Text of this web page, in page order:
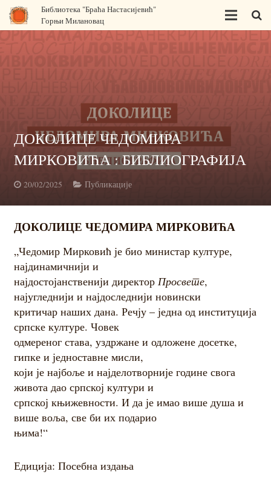
Библиотека "Браћа Настасијевић"
Горњи Милановац
Почетна
Програм за децу
Издавачка делатност
Књижара
Правна акта
Контакт
ДОКОЛИЦЕ ЧЕДОМИРА
МИРКОВИЋА : БИБЛИОГРАФИЈА
20/02/2025 Публикације
ДОКОЛИЦЕ ЧЕДОМИРА МИРКОВИЋА
„Чедомир Мирковић је био министар културе,
најдинамичнији и
најдостојанственији директор Просвете,
најугледнији и најдоследнији новински
критичар наших дана. Речју – једна од институција
српске културе. Човек
одмереног става, уздржане и одложене досетке,
гипке и једноставне мисли,
који је најбоље и најделотворније године свога
живота дао српској култури и
српској књижевности. И да је имао више душа и
више воља, све би их подарио
њима!“
Едиција: Посебна издања